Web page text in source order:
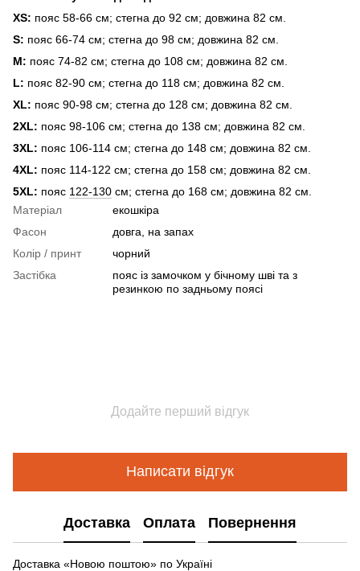
XS: пояс 58-66 см; стегна до 92 см; довжина 82 см.
S: пояс 66-74 см; стегна до 98 см; довжина 82 см.
M: пояс 74-82 см; стегна до 108 см; довжина 82 см.
L: пояс 82-90 см; стегна до 118 см; довжина 82 см.
XL: пояс 90-98 см; стегна до 128 см; довжина 82 см.
2XL: пояс 98-106 см; стегна до 138 см; довжина 82 см.
3XL: пояс 106-114 см; стегна до 148 см; довжина 82 см.
4XL: пояс 114-122 см; стегна до 158 см; довжина 82 см.
5XL: пояс 122-130 см; стегна до 168 см; довжина 82 см.
Матеріал
екошкіра
Фасон
довга, на запах
Колір / принт
чорний
Застібка
пояс із замочком у бічному шві та з
резинкою по задньому поясі
Додайте перший відгук
Написати відгук
Доставка Оплата Повернення
Доставка «Новою поштою» по Україні